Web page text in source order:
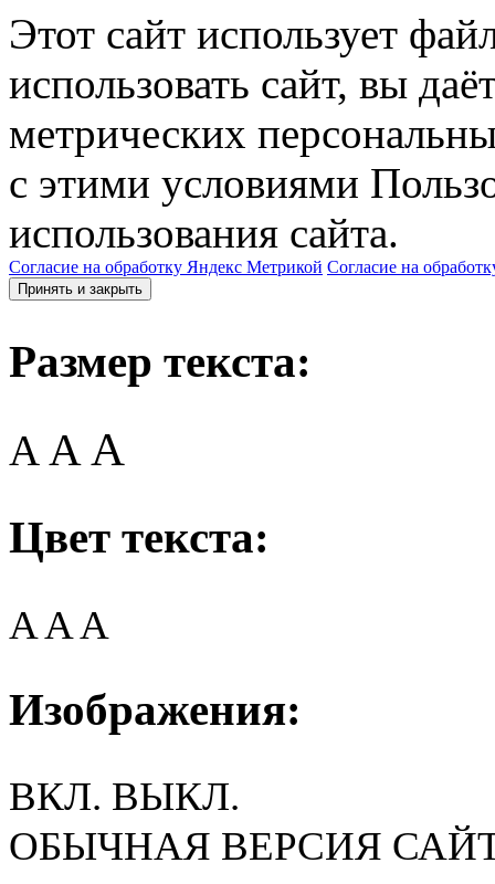
Этот сайт использует
использовать сайт, вы
метрических
с этими условиями
использования сайта.
Согласие на обработку Яндекс Метрикой Согласие на
Принять и закрыть
Размер текста:
A AA
Цвет текста:
AAA
Изображения:
ВКЛ. ВЫКЛ.
ОБЫЧНАЯ ВЕРСИЯ